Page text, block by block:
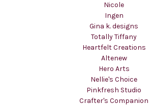
Nicole
Ingen
Gina k. designs
Totally Tiffany
Heartfelt Creations
Altenew
Hero Arts
Nellie's Choice
Pinkfresh Studio
Crafter's Companion